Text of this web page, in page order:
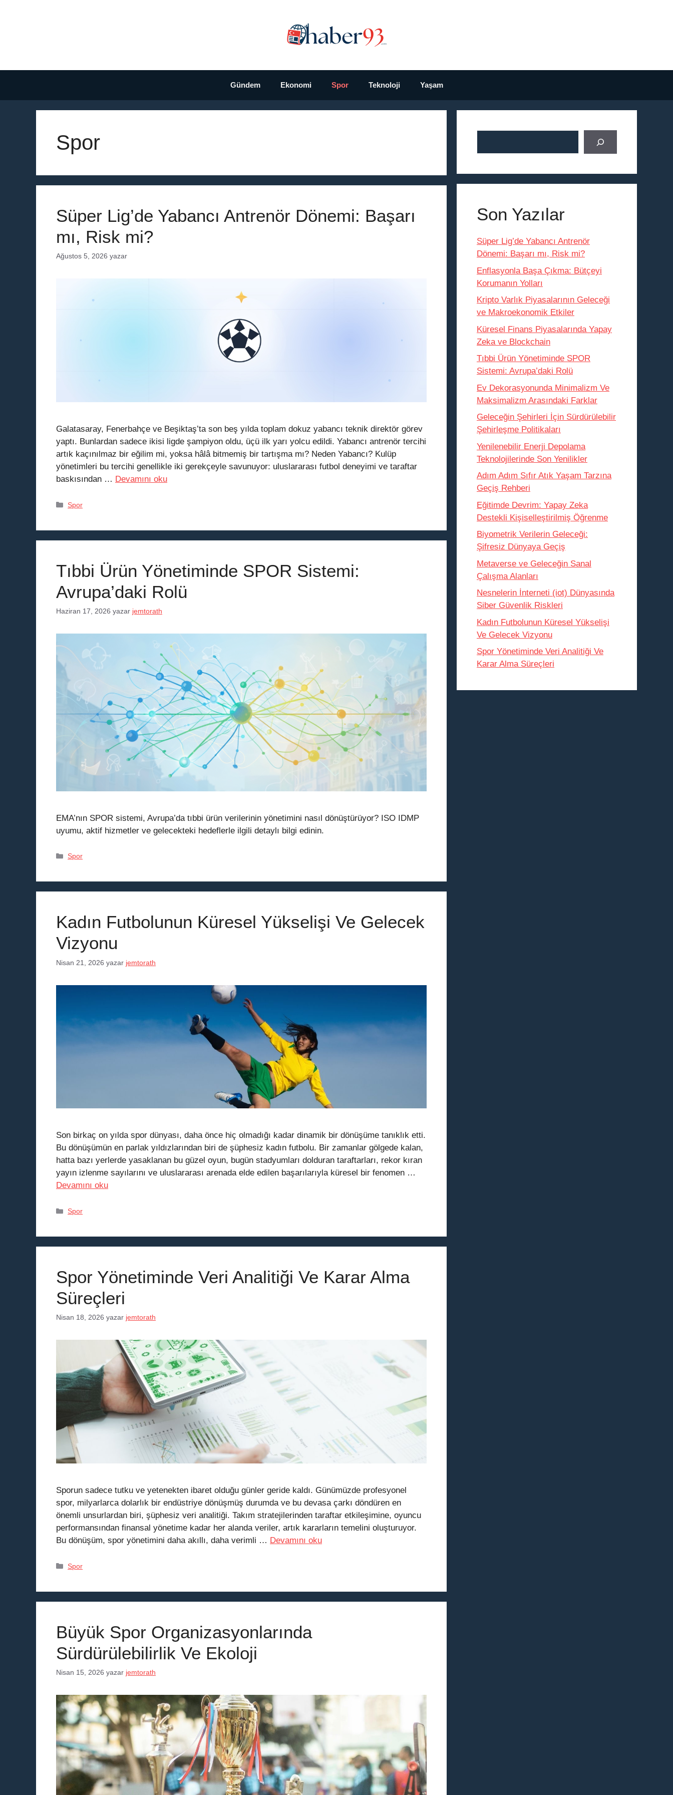
Gündem Ekonomi Spor Teknoloji Yaşam
Spor
Süper Lig’de Yabancı Antrenör Dönemi: Başarı
mı, Risk mi?
Ağustos 5, 2026 yazar
Galatasaray, Fenerbahçe ve Beşiktaş’ta son beş yılda toplam dokuz yabancı teknik direktör görev
yaptı. Bunlardan sadece ikisi ligde şampiyon oldu, üçü ilk yarı yolcu edildi. Yabancı antrenör tercihi
artık kaçınılmaz bir eğilim mi, yoksa hâlâ bitmemiş bir tartışma mı? Neden Yabancı? Kulüp
yönetimleri bu tercihi genellikle iki gerekçeyle savunuyor: uluslararası futbol deneyimi ve taraftar
baskısından … Devamını oku
Kategoriler
Spor
Tıbbi Ürün Yönetiminde SPOR Sistemi:
Avrupa’daki Rolü
Haziran 17, 2026 yazar jemtorath
EMA’nın SPOR sistemi, Avrupa’da tıbbi ürün verilerinin yönetimini nasıl dönüştürüyor? ISO IDMP
uyumu, aktif hizmetler ve gelecekteki hedeflerle ilgili detaylı bilgi edinin.
Kategoriler
Spor
Kadın Futbolunun Küresel Yükselişi Ve Gelecek
Vizyonu
Nisan 21, 2026 yazar jemtorath
Son birkaç on yılda spor dünyası, daha önce hiç olmadığı kadar dinamik bir dönüşüme tanıklık etti.
Bu dönüşümün en parlak yıldızlarından biri de şüphesiz kadın futbolu. Bir zamanlar gölgede kalan,
hatta bazı yerlerde yasaklanan bu güzel oyun, bugün stadyumları dolduran taraftarları, rekor kıran
yayın izlenme sayılarını ve uluslararası arenada elde edilen başarılarıyla küresel bir fenomen …
Devamını oku
Kategoriler
Spor
Spor Yönetiminde Veri Analitiği Ve Karar Alma
Süreçleri
Nisan 18, 2026 yazar jemtorath
Sporun sadece tutku ve yetenekten ibaret olduğu günler geride kaldı. Günümüzde profesyonel
spor, milyarlarca dolarlık bir endüstriye dönüşmüş durumda ve bu devasa çarkı döndüren en
önemli unsurlardan biri, şüphesiz veri analitiği. Takım stratejilerinden taraftar etkileşimine, oyuncu
performansından finansal yönetime kadar her alanda veriler, artık kararların temelini oluşturuyor.
Bu dönüşüm, spor yönetimini daha akıllı, daha verimli … Devamını oku
Kategoriler
Spor
Büyük Spor Organizasyonlarında
Sürdürülebilirlik Ve Ekoloji
Nisan 15, 2026 yazar jemtorath
Son Yazılar
Süper Lig’de Yabancı Antrenör
Dönemi: Başarı mı, Risk mi?
Enflasyonla Başa Çıkma: Bütçeyi
Korumanın Yolları
Kripto Varlık Piyasalarının Geleceği
ve Makroekonomik Etkiler
Küresel Finans Piyasalarında Yapay
Zeka ve Blockchain
Tıbbi Ürün Yönetiminde SPOR
Sistemi: Avrupa’daki Rolü
Ev Dekorasyonunda Minimalizm Ve
Maksimalizm Arasındaki Farklar
Geleceğin Şehirleri İçin Sürdürülebilir
Şehirleşme Politikaları
Yenilenebilir Enerji Depolama
Teknolojilerinde Son Yenilikler
Adım Adım Sıfır Atık Yaşam Tarzına
Geçiş Rehberi
Eğitimde Devrim: Yapay Zeka
Destekli Kişiselleştirilmiş Öğrenme
Biyometrik Verilerin Geleceği:
Şifresiz Dünyaya Geçiş
Metaverse ve Geleceğin Sanal
Çalışma Alanları
Nesnelerin İnterneti (iot) Dünyasında
Siber Güvenlik Riskleri
Kadın Futbolunun Küresel Yükselişi
Ve Gelecek Vizyonu
Spor Yönetiminde Veri Analitiği Ve
Karar Alma Süreçleri